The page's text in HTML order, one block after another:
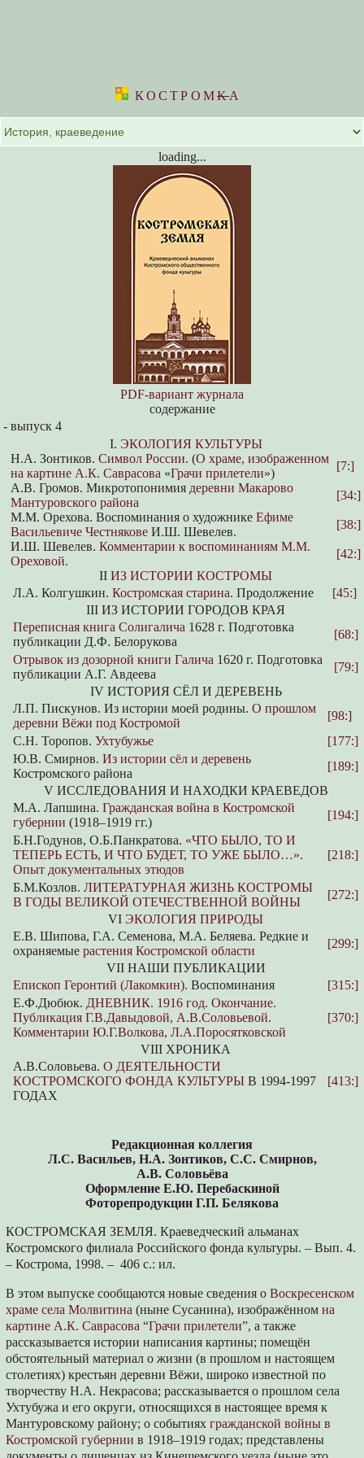
КОСТРОМKА
loading...
PDF-вариант журнала
содержание
- выпуск 4
I. ЭКОЛОГИЯ КУЛЬТУРЫ
Н.А. Зонтиков. Символ России. (О храме, изображенном
на картине А.К. Саврасова «Грачи прилетели»)
[7:]
А.В. Громов. Микротопонимия деревни Макарово
Мантуровского района
[34:]
М.М. Орехова. Воспоминания о художнике Ефиме
Васильевиче Честнякове И.Ш. Шевелев.
[38:]
И.Ш. Шевелев. Комментарии к воспоминаниям М.М.
Ореховой.
[42:]
II ИЗ ИСТОРИИ КОСТРОМЫ
Л.А. Колгушкин. Костромская старина. Продолжение
[45:]
III ИЗ ИСТОРИИ ГОРОДОВ КРАЯ
Переписная книга Солигалича 1628 г. Подготовка
публикации Д.Ф. Белорукова
[68:]
Отрывок из дозорной книги Галича 1620 г. Подготовка
публикации А.Г. Авдеева
[79:]
IV ИСТОРИЯ СЁЛ И ДЕРЕВЕНЬ
Л.П. Пискунов. Из истории моей родины. О прошлом
деревни Вёжи под Костромой
[98:]
С.Н. Торопов. Ухтубужье
[177:]
Ю.В. Смирнов. Из истории сёл и деревень
Костромского района
[189:]
V ИССЛЕДОВАНИЯ И НАХОДКИ КРАЕВЕДОВ
М.А. Лапшина. Гражданская война в Костромской
губернии (1918–1919 гг.)
[194:]
Б.Н.Годунов, О.Б.Панкратова. «ЧТО БЫЛО, ТО И
ТЕПЕРЬ ЕСТЬ, И ЧТО БУДЕТ, ТО УЖЕ БЫЛО…».
Опыт документальных этюдов
[218:]
Б.М.Козлов. ЛИТЕРАТУРНАЯ ЖИЗНЬ КОСТРОМЫ
В ГОДЫ ВЕЛИКОЙ ОТЕЧЕСТВЕННОЙ ВОЙНЫ
[272:]
VI ЭКОЛОГИЯ ПРИРОДЫ
Е.В. Шипова, Г.А. Семенова, М.А. Беляева. Редкие и
охраняемые растения Костромской области
[299:]
VII НАШИ ПУБЛИКАЦИИ
Епископ Геронтий (Лакомкин). Воспоминания
[315:]
Е.Ф.Дюбюк. ДНЕВНИК. 1916 год. Окончание.
Публикация Г.В.Давыдовой, А.В.Соловьевой.
Комментарии Ю.Г.Волкова, Л.А.Поросятковской
[370:]
VIII ХРОНИКА
А.В.Соловьева. О ДЕЯТЕЛЬНОСТИ
КОСТРОМСКОГО ФОНДА КУЛЬТУРЫ В 1994-1997
ГОДАХ
[413:]
Редакционная коллегия
Л.С. Васильев, Н.А. Зонтиков, С.С. Смирнов,
А.В. Соловьёва
Оформление Е.Ю. Перебаскиной
Фоторепродукции Г.П. Белякова
КОСТРОМСКАЯ ЗЕМЛЯ. Краеведческий альманах
Костромского филиала Российского фонда культуры. – Вып. 4.
– Кострома, 1998. – 406 с.: ил.
В этом выпуске сообщаются новые сведения оВоскресенском
храме села Молвитина (ныне Сусанина), изображённомна
картине А.К. Саврасова “Грачи прилетели”, а также
рассказывается истории написания картины; помещён
обстоятельный материал о жизни (в прошлом и настоящем
столетиях) крестьян деревни Вёжи, широко известной по
творчеству Н.А. Некрасова; рассказывается о прошлом села
Ухтубужа и его округи, относящихся в настоящее время к
Мантуровскому району; о событияхгражданской войны в
Костромской губернии в 1918–1919 годах; представлены